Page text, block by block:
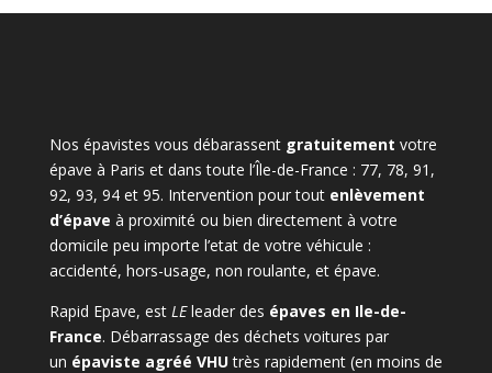
Nos épavistes vous débarassent gratuitement votre
épave à Paris et dans toute l’Île-de-France : 77, 78, 91,
92, 93, 94 et 95. Intervention pour tout enlèvement
d’épave à proximité ou bien directement à votre
domicile peu importe l’etat de votre véhicule :
accidenté, hors-usage, non roulante, et épave.
Rapid Epave, est LEleader des épaves en Ile-de-
France. Débarrassage des déchets voitures par
un épaviste agréé VHUtrès rapidement (en moins de